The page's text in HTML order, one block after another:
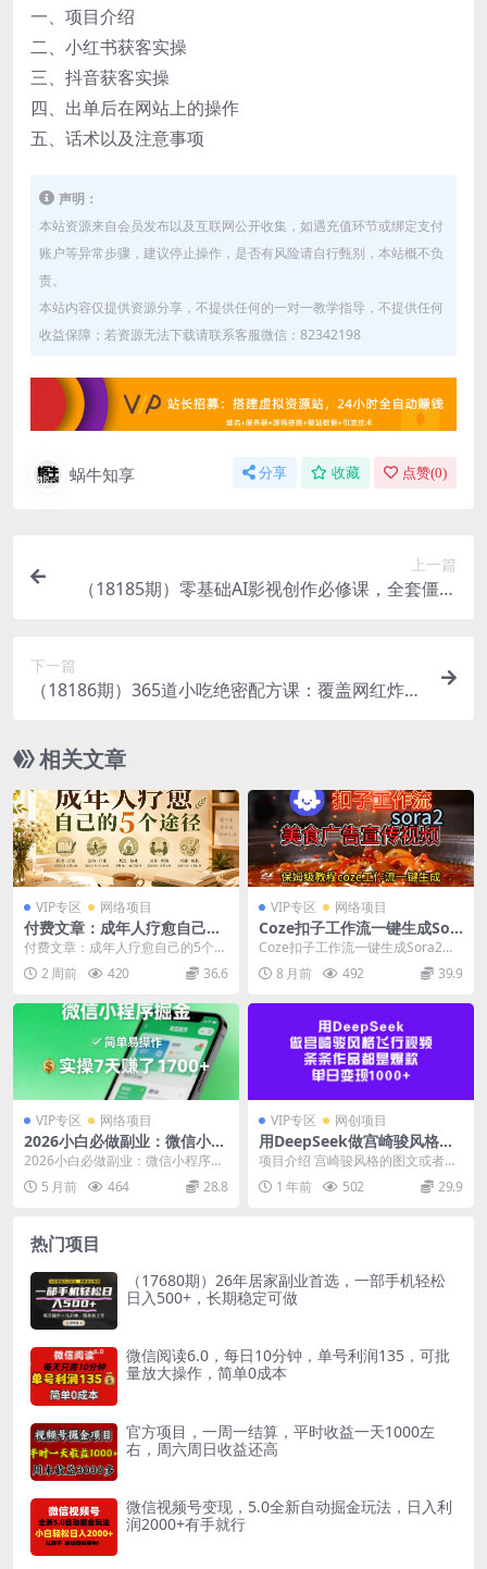
一、项目介绍
二、小红书获客实操
三、抖音获客实操
四、出单后在网站上的操作
五、话术以及注意事项
声明：
本站资源来自会员发布以及互联网公开收集，如遇充值环节或绑定支付
账户等异常步骤，建议停止操作，是否有风险请自行甄别，本站概不负
责。
本站内容仅提供资源分享，不提供任何的一对一教学指导，不提供任何
收益保障；若资源无法下载请联系客服微信：82342198
蜗牛知享 分享 收藏 点赞(0)
上一篇
（18185期）零基础AI影视创作必修课，全套僵尸
下一篇
（18186期）365道小吃绝密配方课：覆盖网红炸
速盈利
相关文章
VIP专区 网络项目
付费文章：成年人疗愈自己的
5个途径
付费文章：成年人疗愈自己的5个途
径 课程介绍 1.1给自己放假 要知
道，在大自然...
2 周前 420 36.6
VIP专区 网络项目
Coze扣子工作流一键生成Sor
a2美食户告宣传视频，保姆级
搭建教程
Coze扣子工作流一键生成Sora2美
食户告宣传视频，保姆级搭建教程
课程介绍：...
8 月前 492 39.9
VIP专区 网络项目
2026小白必做副业：微信小程
序掘金，简单易操作，实操7
天賺了1700+【揭秘】
2026小白必做副业：微信小程序掘
金，简单易操作，实操7天賺了170
0+【揭秘】...
5 月前 464 28.8
VIP专区 网创项目
用DeepSeek做宫崎骏风格飞
行视频，条条作品都是爆款，
单日变现1000+
项目介绍 宫崎骏风格的图文或者视
频在小红书、抖音都是非常受欢迎
的。 它的作品有一...
1 年前 502 29.9
热门项目
（17680期）26年居家副业首选，一部手机轻松
日入500+，长期稳定可做
微信阅读6.0，每日10分钟，单号利润135，可批
量放大操作，简单0成本
官方项目，一周一结算，平时收益一天1000左
右，周六周日收益还高
微信视频号变现，5.0全新自动掘金玩法，日入利
润2000+有手就行